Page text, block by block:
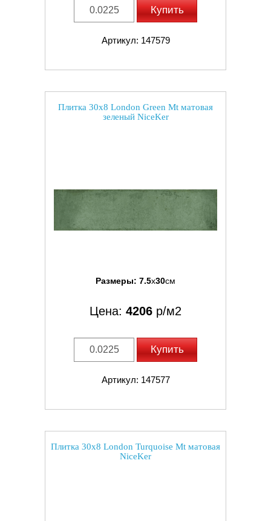
Купить
Артикул: 147579
Плитка 30x8 London Green Mt матовая
зеленый NiceKer
Размеры: 7.5x30см
Цена: 4206 р/м2
Купить
Артикул: 147577
Плитка 30x8 London Turquoise Mt матовая
NiceKer